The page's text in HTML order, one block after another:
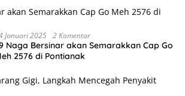
Januari 2025 2 Komentar
Naga Bersinar akan Semarakkan Cap Go
2576 di Pontianak